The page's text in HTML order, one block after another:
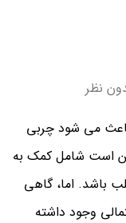
نظر
باعث می شود چربی
است شامل کمک به
باشد. اما، گاهی
وجود داشته